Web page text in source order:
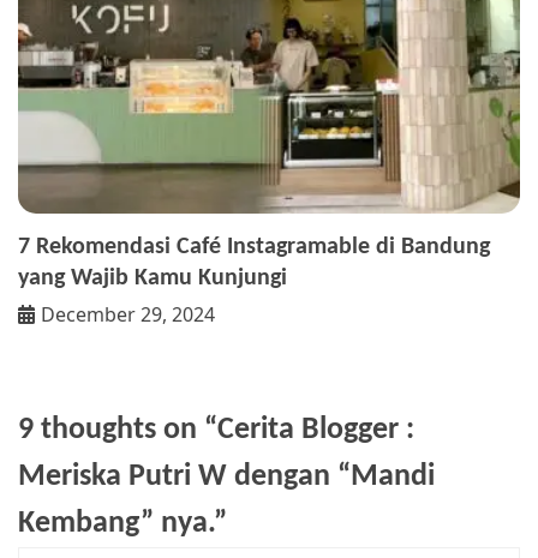
7 Rekomendasi Café Instagramable di Bandung
yang Wajib Kamu Kunjungi
December 29, 2024
9 thoughts on “Cerita Blogger :
Meriska Putri W dengan “Mandi
Kembang” nya.”